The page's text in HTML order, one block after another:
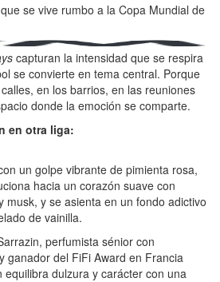
se vive rumbo a la Copa Mundial de
capturan la intensidad que se respira
se convierte en tema central. Porque
en los barrios, en las reuniones
donde la emoción se comparte.
en otra liga:
un golpe vibrante de pimienta rosa,
hacia un corazón suave con
musk, y se asienta en un fondo adictivo
de vainilla.
perfumista sénior con
ganador del FiFi Award en Francia
equilibra dulzura y carácter con una